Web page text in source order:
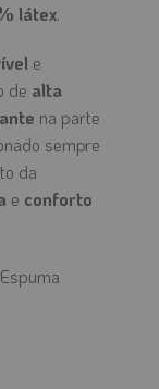
látex.
e
de alta
na parte
sempre
da
e conforto
Espuma